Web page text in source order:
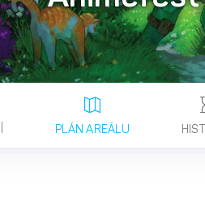
PLÁN AREÁLU